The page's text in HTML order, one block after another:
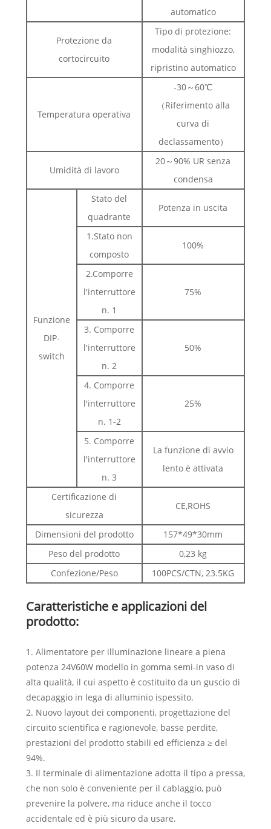
automatico
Protezione da
cortocircuito
Tipo di protezione:
modalità singhiozzo,
ripristino automatico
Temperatura operativa
-30～60℃
（Riferimento alla
curva di
declassamento）
Umidità di lavoro
20～90% UR senza
condensa
Funzione
DIP-
switch
Stato del
quadrante
Potenza in uscita
1.Stato non
composto
100%
2.Comporre
l'interruttore
n. 1
75%
3. Comporre
l'interruttore
n. 2
50%
4. Comporre
l'interruttore
n. 1-2
25%
5. Comporre
l'interruttore
n. 3
La funzione di avvio
lento è attivata
Certificazione di
sicurezza
CE,ROHS
Dimensioni del prodotto
157*49*30mm
Peso del prodotto
0,23 kg
Confezione/Peso
100PCS/CTN, 23.5KG
Caratteristiche e applicazioni del
prodotto:
1. Alimentatore per illuminazione lineare a piena
potenza 24V60W modello in gomma semi-in vaso di
alta qualità, il cui aspetto è costituito da un guscio di
decapaggio in lega di alluminio ispessito.
2. Nuovo layout dei componenti, progettazione del
circuito scientifica e ragionevole, basse perdite,
prestazioni del prodotto stabili ed efficienza ≥ del
94%.
3. Il terminale di alimentazione adotta il tipo a pressa,
che non solo è conveniente per il cablaggio, può
prevenire la polvere, ma riduce anche il tocco
accidentale ed è più sicuro da usare.